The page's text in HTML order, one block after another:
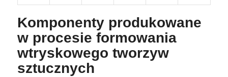
Komponenty produkowane
w procesie formowania
wtryskowego tworzyw
sztucznych
TR
AR
ES